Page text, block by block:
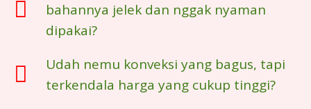
bahannya jelek dan nggak nyaman
dipakai?
Udah nemu konveksi yang bagus, tapi
terkendala harga yang cukup tinggi?